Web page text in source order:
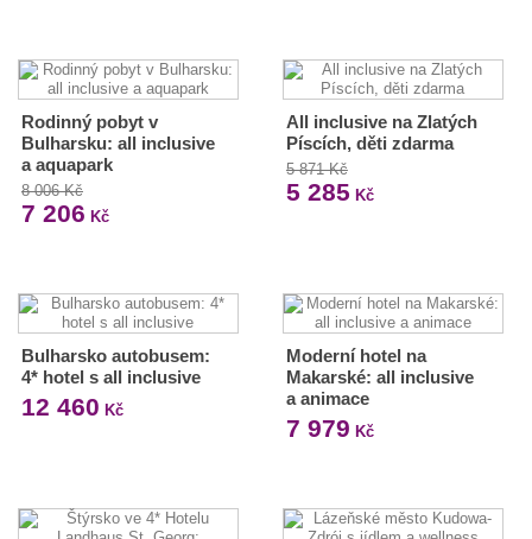
Rodinný pobyt v
Bulharsku: all inclusive
a aquapark
8 006 Kč
7 206 Kč
All inclusive na Zlatých
Píscích, děti zdarma
5 871 Kč
5 285 Kč
Bulharsko autobusem:
4* hotel s all inclusive
12 460 Kč
Moderní hotel na
Makarské: all inclusive
a animace
7 979 Kč